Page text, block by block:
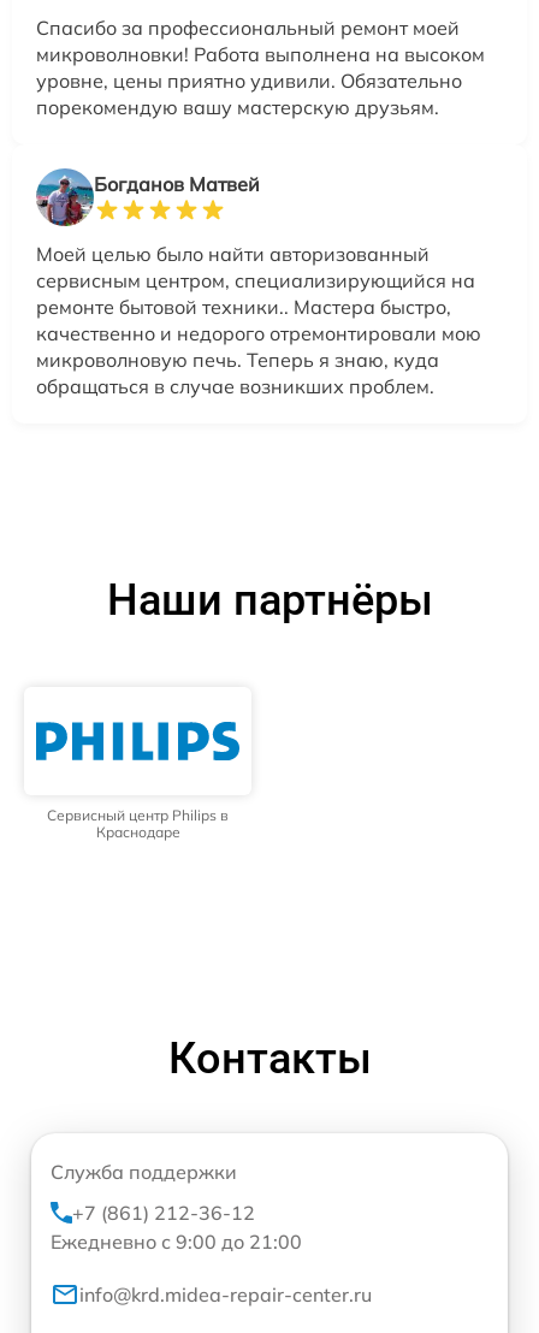
Спасибо за профессиональный ремонт моей
микроволновки! Работа выполнена на высоком
уровне, цены приятно удивили. Обязательно
порекомендую вашу мастерскую друзьям.
Богданов Матвей
Моей целью было найти авторизованный
сервисным центром, специализирующийся на
ремонте бытовой техники.. Мастера быстро,
качественно и недорого отремонтировали мою
микроволновую печь. Теперь я знаю, куда
обращаться в случае возникших проблем.
Наши партнёры
Сервисный центр Philips в
Краснодаре
Контакты
Служба поддержки
+7 (861) 212-36-12
Ежедневно с 9:00 до 21:00
info@krd.midea-repair-center.ru